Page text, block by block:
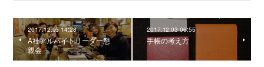
2017.12.05 14:28
A社アルバイトリーダー懇
親会
2017.12.03 06:55
手帳の考え方